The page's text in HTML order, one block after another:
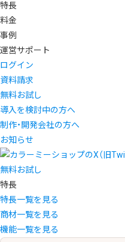
特長
料金
事例
運営サポート
ログイン
資料請求
無料お試し
導入を検討中の方へ
制作・開発会社の方へ
お知らせ
無料お試し
特長
特長一覧を見る
商材一覧を見る
機能一覧を見る